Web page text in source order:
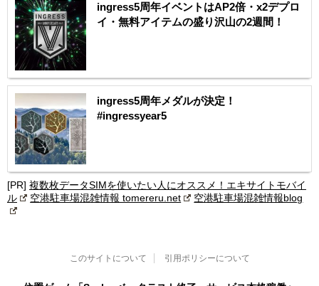
ingress5周年イベントはAP2倍・x2デプロ
イ・無料アイテムの盛り沢山の2週間！
ingress5周年メダルが決定！
#ingressyear5
[PR] 複数枚データSIMを使いたい人にオススメ！エキサイトモバイ
ル
空港駐車場混雑情報 tomereru.net 空港駐車場混雑情報blog
このサイトについて 引用ポリシーについて